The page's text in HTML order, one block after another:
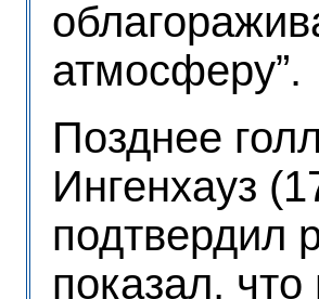
атмосферу”.
Позднее
Ингенхауз
подтвердил
показал, что